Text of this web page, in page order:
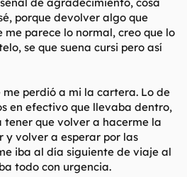
porque devolver algo que
me parece lo normal, creo que lo
se que suena cursi pero así
me perdió a mi la cartera. Lo de
en efectivo que llevaba dentro,
que volver a hacerme la
y volver a esperar por las
iba al día siguiente de viaje al
todo con urgencia.